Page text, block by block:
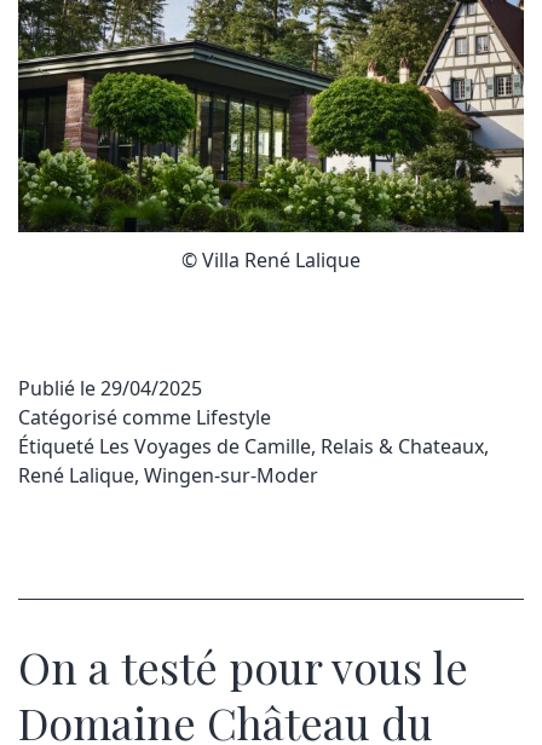
© Villa René Lalique
Publié le29/04/2025
Catégorisé comme Lifestyle
Étiqueté Les Voyages de Camille, Relais & Chateaux,
René Lalique, Wingen-sur-Moder
On a testé pour vous le
Domaine Château du